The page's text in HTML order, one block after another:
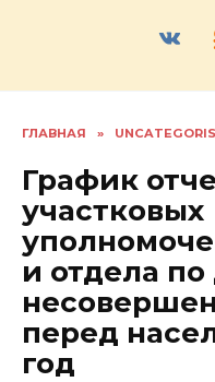
ГЛАВНАЯ »
График
участковых
и отдела
перед
год